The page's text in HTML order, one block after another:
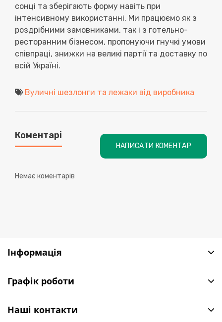
сонці та зберігають форму навіть при
інтенсивному використанні. Ми працюємо як з
роздрібними замовниками, так і з готельно-
ресторанним бізнесом, пропонуючи гнучкі умови
співпраці, знижки на великі партії та доставку по
всій Україні.
Вуличні шезлонги та лежаки від виробника
Коментарі
НАПИСАТИ КОМЕНТАР
Немає коментарів
Інформація
Графік роботи
Наші контакти